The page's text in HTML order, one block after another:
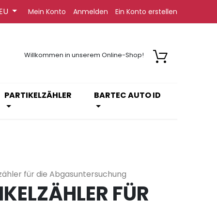
Mein Konto Anmelden Ein Konto erstellen
Willkommen in unserem Online-Shop!
PARTIKELZÄHLER BARTEC AUTO ID
für die Abgasuntersuchung
FÜR